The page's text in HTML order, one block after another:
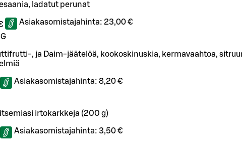
ladatut perunat
Asiakasomistajahinta: 23,00 €
G
, ja Daim-jäätelöä, kookoskinuskia, kermavaahtoa,
Asiakasomistajahinta: 8,20 €
irtokarkkeja (200 g)
Asiakasomistajahinta: 3,50 €